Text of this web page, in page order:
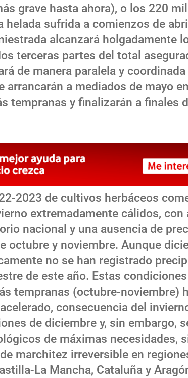
grave hasta ahora), o los 220
helada sufrida a comienzos de
alcanzará holgadamente
terceras partes del total
de manera paralela y
arrancarán a mediados de mayo
tempranas y finalizarán a finales
2023 de cultivos herbáceos
extremadamente cálidos,
nacional y una ausencia de
octubre y noviembre. Aunque
no se han registrado
de este año. Estas
tempranas (octubre-noviembre)
consecuencia del
de diciembre y, sin embargo,
de máximas necesidades,
marchitez irreversible en
La Mancha, Cataluña y